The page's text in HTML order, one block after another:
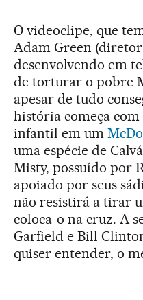
O videoclipe, que
Adam Green
desenvolvendo em
de torturar o pobre
apesar de tudo
história começa
infantil em um
uma espécie de
Misty, possuído por
apoiado por seus
não resistirá a tirar
coloca-o na cruz. A
Garfield e Bill
quiser entender, o